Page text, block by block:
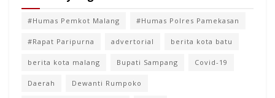
#Humas Pemkot Malang #Humas Polres Pamekasan
#Rapat Paripurna advertorial berita kota batu
berita kota malang Bupati Sampang Covid-19
Daerah Dewanti Rumpoko